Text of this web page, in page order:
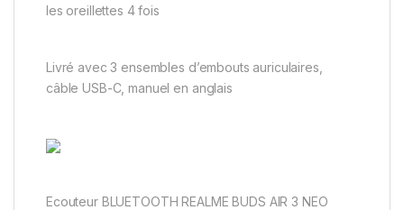
les oreillettes 4 fois
Livré avec 3 ensembles d’embouts auriculaires,
câble USB-C, manuel en anglais
Ecouteur BLUETOOTH REALME BUDS AIR 3 NEO